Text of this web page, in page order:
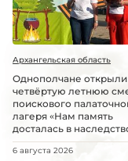
Архангельская область
Однополчане открыли
четвёртую летнюю
поискового
лагеря «Нам память
досталась в
6 августа 2026